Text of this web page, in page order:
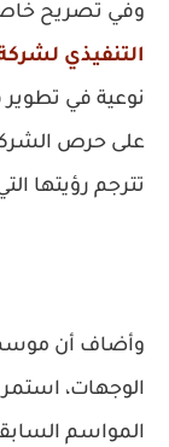
وفي تصريح
التنفيذي
نوعية في
على حرص
تترجم رؤيتها
الوجهات،
المواسم